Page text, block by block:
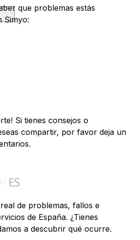
que problemas estás
Simyo:
Si tienes consejos o
compartir, por favor deja un
de problemas, fallos e
de España. ¿Tienes
a descubrir qué ocurre.